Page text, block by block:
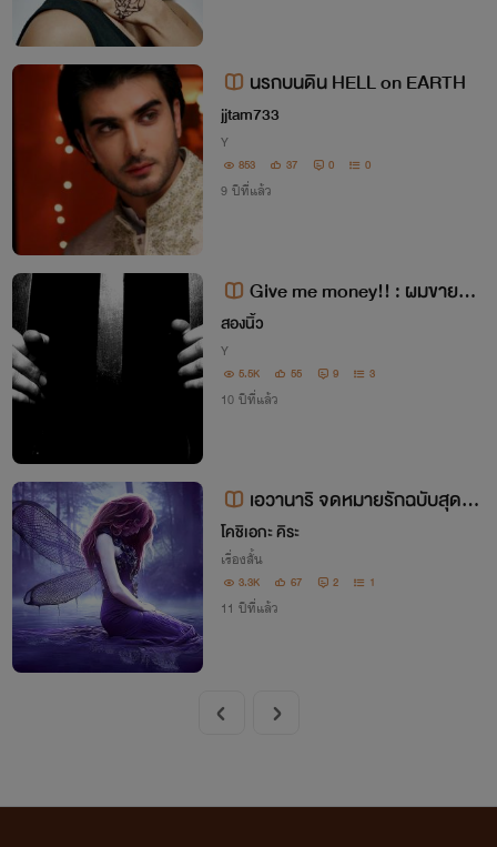
นรกบนดิน HELL on EARTH
jjtam733
Y
853 37 0 0
9 ปีที่แล้ว
Give me money!! : ผมขายตัว
(และหัวใจ)ครับ
สองนิ้ว
Y
5.5K 55 9 3
10 ปีที่แล้ว
เอวานาริ จดหมายรักฉบับสุดท้า
ย
โคชิเอกะ คิระ
เรื่องสั้น
3.3K 67 2 1
11 ปีที่แล้ว